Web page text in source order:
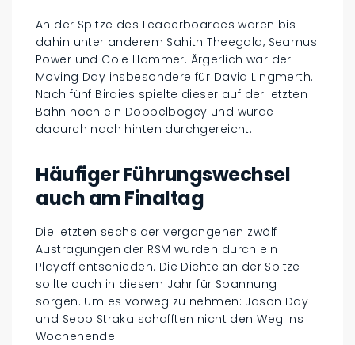
An der Spitze des Leaderboardes waren bis
dahin unter anderem Sahith Theegala, Seamus
Power und Cole Hammer. Ärgerlich war der
Moving Day insbesondere für David Lingmerth.
Nach fünf Birdies spielte dieser auf der letzten
Bahn noch ein Doppelbogey und wurde
dadurch nach hinten durchgereicht.
Häufiger Führungswechsel
auch am Finaltag
Die letzten sechs der vergangenen zwölf
Austragungen der RSM wurden durch ein
Playoff entschieden. Die Dichte an der Spitze
sollte auch in diesem Jahr für Spannung
sorgen. Um es vorweg zu nehmen: Jason Day
und Sepp Straka schafften nicht den Weg ins
Wochenende